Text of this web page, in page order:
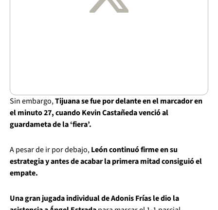
Sin embargo,Tijuana se fue por delante en el marcador en
el minuto 27, cuando Kevin Castañeda venció al
guardameta de la ‘fiera’.
A pesar de ir por debajo,León continuó firme en su
estrategia y antes de acabar la primera mitad consiguió el
empate.
Una gran jugada individual de Adonis Frías le dio la